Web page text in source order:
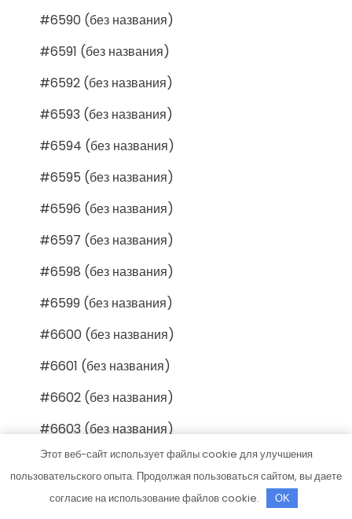
#6590 (без названия)
#6591 (без названия)
#6592 (без названия)
#6593 (без названия)
#6594 (без названия)
#6595 (без названия)
#6596 (без названия)
#6597 (без названия)
#6598 (без названия)
#6599 (без названия)
#6600 (без названия)
#6601 (без названия)
#6602 (без названия)
#6603 (без названия)
#6604 (без названия)
Этот веб-сайт использует файлы cookie для улучшения
пользовательского опыта. Продолжая пользоваться сайтом, вы даете
согласие на использование файлов cookie.
OK